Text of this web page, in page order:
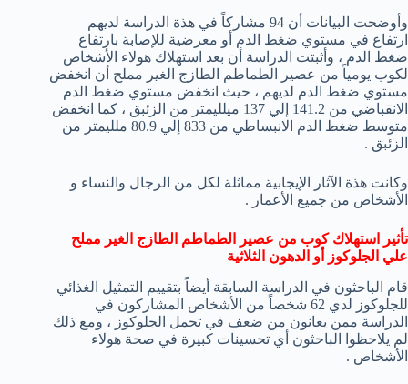
وأوضحت البيانات أن 94 مشاركاً في هذة الدراسة لديهم
ارتفاع في مستوي ضغط الدم أو معرضية للإصابة بارتفاع
ضغط الدم ، وأثبتت الدراسة أن بعد استهلاك هولاء الأشخاص
لكوب يومياً من عصير الطماطم الطازج الغير مملح أن انخفض
مستوي ضغط الدم لديهم ، حيث انخفض مستوي ضغط الدم
الانقباضي من 141.2 إلي 137 ميلليمتر من الزئبق ، كما انخفض
متوسط ضغط الدم الانبساطي من 833 إلي 80.9 ملليمتر من
الزئبق .
وكانت هذة الآثار الإيجابية مماثلة لكل من الرجال والنساء و
الأشخاص من جميع الأعمار .
تأثير استهلاك كوب من عصير الطماطم الطازج الغير مملح
علي الجلوكوز أو الدهون الثلاثية
قام الباحثون في الدراسة السابقة أيضاً بتقييم التمثيل الغذائي
للجلوكوز لدي 62 شخصاً من الأشخاص المشاركون في
الدراسة ممن يعانون من ضعف في تحمل الجلوكوز ، ومع ذلك
لم يلاحظوا الباحثون أي تحسينات كبيرة في صحة هولاء
الأشخاص .